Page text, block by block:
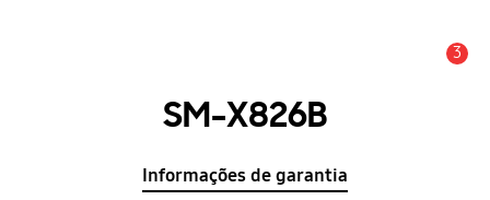
3
SM-X826B
Informações de garantia